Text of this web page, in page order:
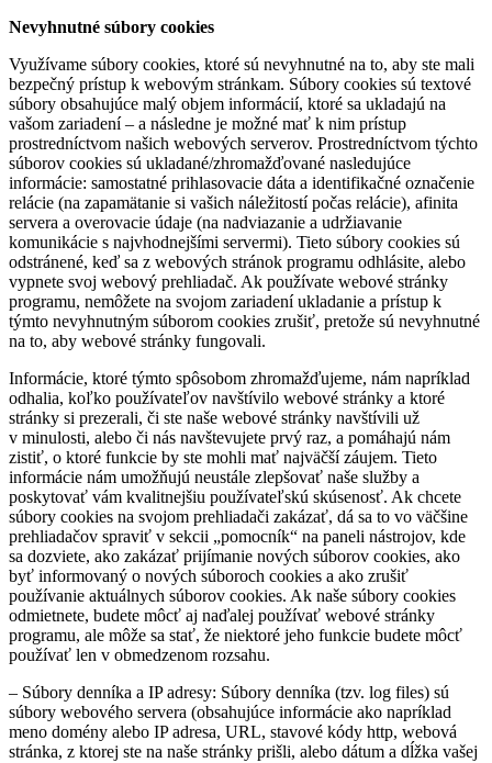
Nevyhnutné súbory cookies
Využívame súbory cookies, ktoré sú nevyhnutné na to, aby ste mali
bezpečný prístup k webovým stránkam. Súbory cookies sú textové
súbory obsahujúce malý objem informácií, ktoré sa ukladajú na
vašom zariadení – a následne je možné mať k nim prístup
prostredníctvom našich webových serverov. Prostredníctvom týchto
súborov cookies sú ukladané/zhromažďované nasledujúce
informácie: samostatné prihlasovacie dáta a identifikačné označenie
relácie (na zapamätanie si vašich náležitostí počas relácie), afinita
servera a overovacie údaje (na nadviazanie a udržiavanie
komunikácie s najvhodnejšími servermi). Tieto súbory cookies sú
odstránené, keď sa z webových stránok programu odhlásite, alebo
vypnete svoj webový prehliadač. Ak používate webové stránky
programu, nemôžete na svojom zariadení ukladanie a prístup k
týmto nevyhnutným súborom cookies zrušiť, pretože sú nevyhnutné
na to, aby webové stránky fungovali.
Informácie, ktoré týmto spôsobom zhromažďujeme, nám napríklad
odhalia, koľko používateľov navštívilo webové stránky a ktoré
stránky si prezerali, či ste naše webové stránky navštívili už
v minulosti, alebo či nás navštevujete prvý raz, a pomáhajú nám
zistiť, o ktoré funkcie by ste mohli mať najväčší záujem. Tieto
informácie nám umožňujú neustále zlepšovať naše služby a
poskytovať vám kvalitnejšiu používateľskú skúsenosť. Ak chcete
súbory cookies na svojom prehliadači zakázať, dá sa to vo väčšine
prehliadačov spraviť v sekcii „pomocník“ na paneli nástrojov, kde
sa dozviete, ako zakázať prijímanie nových súborov cookies, ako
byť informovaný o nových súboroch cookies a ako zrušiť
používanie aktuálnych súborov cookies. Ak naše súbory cookies
odmietnete, budete môcť aj naďalej používať webové stránky
programu, ale môže sa stať, že niektoré jeho funkcie budete môcť
používať len v obmedzenom rozsahu.
– Súbory denníka a IP adresy: Súbory denníka (tzv. log files) sú
súbory webového servera (obsahujúce informácie ako napríklad
meno domény alebo IP adresa, URL, stavové kódy http, webová
stránka, z ktorej ste na naše stránky prišli, alebo dátum a dĺžka vašej